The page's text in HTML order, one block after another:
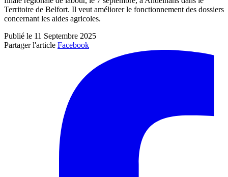
Territoire de Belfort. Il veut améliorer le fonctionnement des dossiers
concernant les aides agricoles.
Publié le 11 Septembre 2025
Partager l'article Facebook